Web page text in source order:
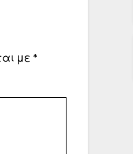
με *